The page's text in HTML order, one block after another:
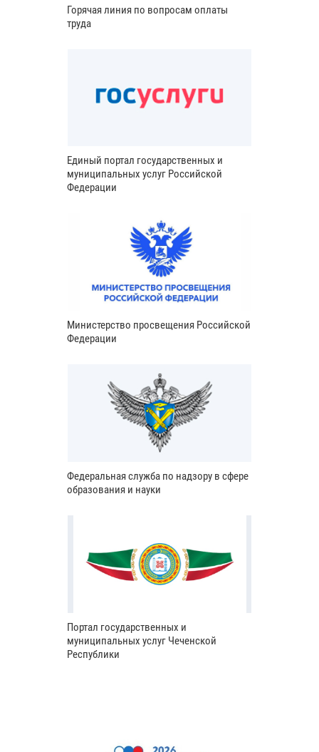
Горячая линия по вопросам оплаты
труда
Единый портал государственных и
муниципальных услуг Российской
Федерации
Министерство просвещения Российской
Федерации
Федеральная служба по надзору в сфере
образования и науки
Портал государственных и
муниципальных услуг Чеченской
Республики